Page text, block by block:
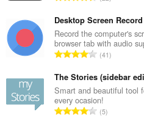
급
수
:
Desktop Screen Record
Record the computer's
browser tab with audio
총
급
수
:
41
The Stories (sidebar
Smart and beautiful tool
every ocasion!
총
5